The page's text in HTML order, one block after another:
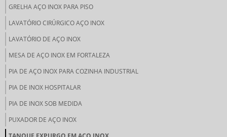
GRELHA AÇO INOX PARA PISO
LAVATÓRIO CIRÚRGICO AÇO INOX
LAVATÓRIO DE AÇO INOX
MESA DE AÇO INOX EM FORTALEZA
PIA DE AÇO INOX PARA COZINHA INDUSTRIAL
PIA DE INOX HOSPITALAR
PIA DE INOX SOB MEDIDA
PUXADOR DE AÇO INOX